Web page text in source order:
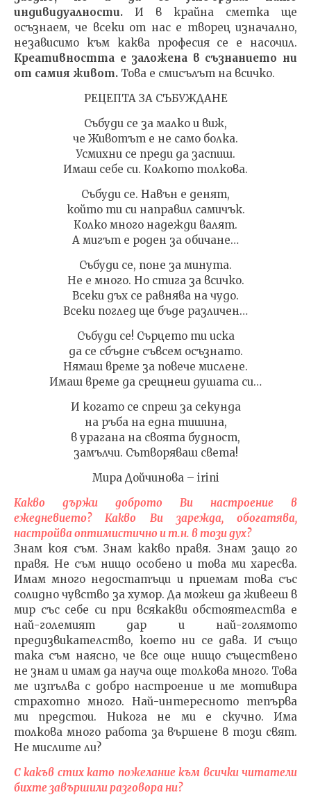
индивидуалности. И в крайна сметка ще
осъзнаем, че всеки от нас е творец изначално,
независимо към каква професия се е насочил.
Креативността е заложена в съзнанието ни
от самия живот. Това е смисълът на всичко.
РЕЦЕПТА ЗА СЪБУЖДАНЕ
Събуди се за малко и виж,
че Животът е не само болка.
Усмихни се преди да заспиш.
Имаш себе си. Колкото толкова.
Събуди се. Навън е денят,
който ти си направил самичък.
Колко много надежди валят.
А мигът е роден за обичане…
Събуди се, поне за минута.
Не е много. Но стига за всичко.
Всеки дъх се равнява на чудо.
Всеки поглед ще бъде различен…
Събуди се! Сърцето ти иска
да се сбъдне съвсем осъзнато.
Нямаш време за повече мислене.
Имаш време да срещнеш душата си…
И когато се спреш за секунда
на ръба на една тишина,
в урагана на своята будност,
замълчи. Сътворяваш света!
Мира Дойчинова – irini
Какво държи доброто Ви настроение в
ежедневието? Какво Ви зарежда, обогатява,
настройва оптимистично и т.н. в този дух?
Знам коя съм. Знам какво правя. Знам защо го
правя. Не съм нищо особено и това ми харесва.
Имам много недостатъци и приемам това със
солидно чувство за хумор. Да можеш да живееш в
мир със себе си при всякакви обстоятелства е
най-големият дар и най-голямото
предизвикателство, което ни се дава. И също
така съм наясно, че все още нищо съществено
не знам и имам да науча още толкова много. Това
ме изпълва с добро настроение и ме мотивира
страхотно много. Най-интересното тепърва
ми предстои. Никога не ми е скучно. Има
толкова много работа за вършене в този свят.
Не мислите ли?
С какъв стих като пожелание към всички читатели
бихте завършили разговора ни?